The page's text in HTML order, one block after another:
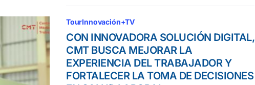
TourInnovación+TV
CON INNOVADORA SOLUCIÓN DIGITAL,
CMT BUSCA MEJORAR LA
EXPERIENCIA DEL TRABAJADOR Y
FORTALECER LA TOMA DE DECISIONES